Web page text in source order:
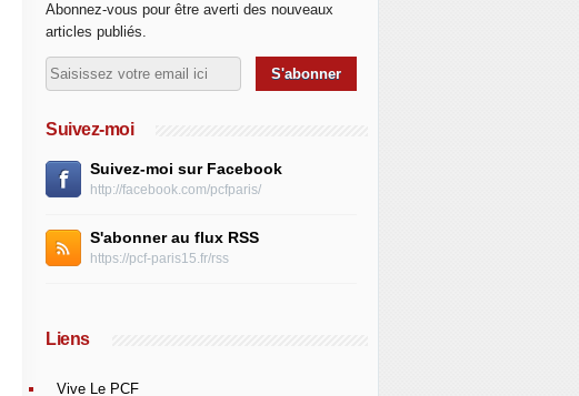
Abonnez-vous pour être averti des nouveaux
articles publiés.
Suivez-moi
Suivez-moi sur Facebook
http://facebook.com/pcfparis/
S'abonner au flux RSS
https://pcf-paris15.fr/rss
Liens
Vive Le PCF